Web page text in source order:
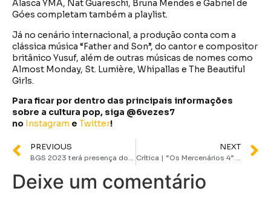
Alasca YMA, Nat Guareschi, Bruna Mendes e Gabriel de
Góes completam também a playlist.
Já no cenário internacional, a produção conta com a
clássica música “Father and Son”, do cantor e compositor
britânico Yusuf, além de outras músicas de nomes como
Almost Monday, St. Lumière, Whipallas e The Beautiful
Girls.
Para ficar por dentro das principais informações
sobre a cultura pop, siga @6vezes7
no Instagram e Twitter!
PREVIOUS NEXT
Deixe um comentário